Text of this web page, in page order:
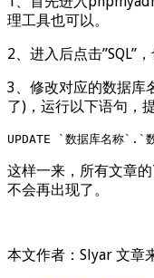
理工具也可以。
2、进入后点击”SQL”
3、修改对应的数据库
了)，运行以下语句，
UPDATE `数据库名
这样一来，所有文章
不会再出现了。
本文作者：Slyar 文章